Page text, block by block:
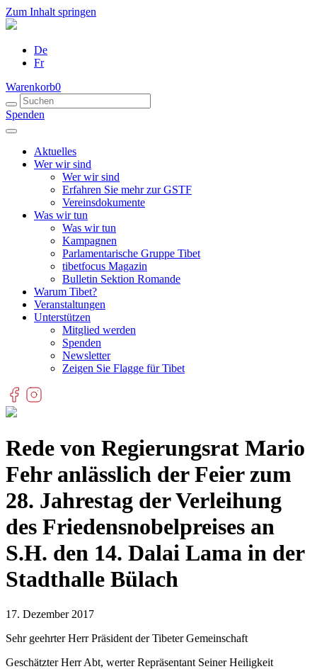
Zum Inhalt springen
De
Fr
Warenkorb0
Spenden
Aktuelles
Wer wir sind
Wer wir sind
Erfahren Sie mehr zur GSTF
Vereinsdokumente
Was wir tun
Was wir tun
Kampagnen
Parlamentarische Gruppe Tibet
tibetfocus Magazin
Bulletin Sektion Romande
Warum Tibet?
Veranstaltungen
Unterstützen
Mitglied werden
Spenden
Newsletter
Zeigen Sie Flagge für Tibet
Rede von Regierungsrat Mario
Fehr anlässlich der Feier zum
28. Jahrestag der Verleihung
des Friedensnobelpreises an
S.H. den 14. Dalai Lama in der
Stadthalle Bülach
17. Dezember 2017
Sehr geehrter Herr Präsident der Tibeter Gemeinschaft
Geschätzter Herr Abt, werter Repräsentant Seiner Heiligkeit